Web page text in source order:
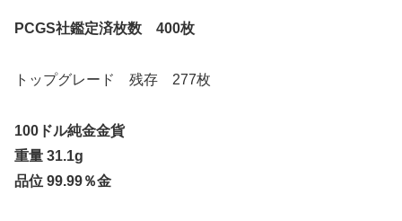
PCGS社鑑定済枚数 400枚
トップグレード 残存 277枚
100ドル純金金貨
重量 31.1g
品位 99.99％金